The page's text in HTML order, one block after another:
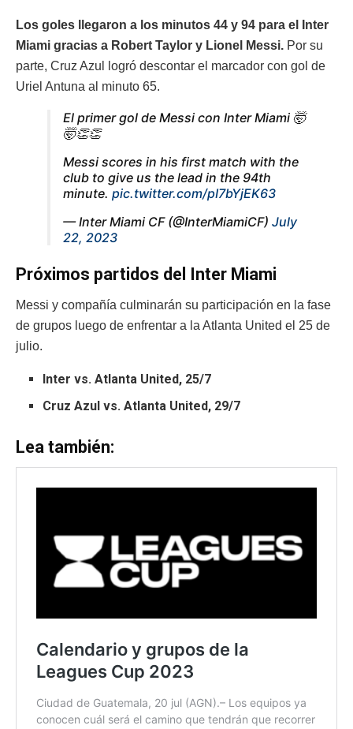
Los goles llegaron a los minutos 44 y 94 para el Inter
Miami gracias a Robert Taylor y Lionel Messi. Por su
parte, Cruz Azul logró descontar el marcador con gol de
Uriel Antuna al minuto 65.
El primer gol de Messi con Inter Miami 🤯
🤯👏👏
Messi scores in his first match with the
club to give us the lead in the 94th
minute. pic.twitter.com/pI7bYjEK63
— Inter Miami CF (@InterMiamiCF) July
22, 2023
Próximos partidos del Inter Miami
Messi y compañía culminarán su participación en la fase
de grupos luego de enfrentar a la Atlanta United el 25 de
julio.
Inter vs. Atlanta United, 25/7
Cruz Azul vs. Atlanta United, 29/7
Lea también: